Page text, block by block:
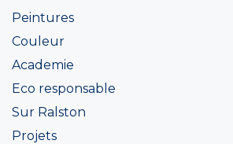
Peintures
Couleur
Academie
Eco responsable
Sur Ralston
Projets